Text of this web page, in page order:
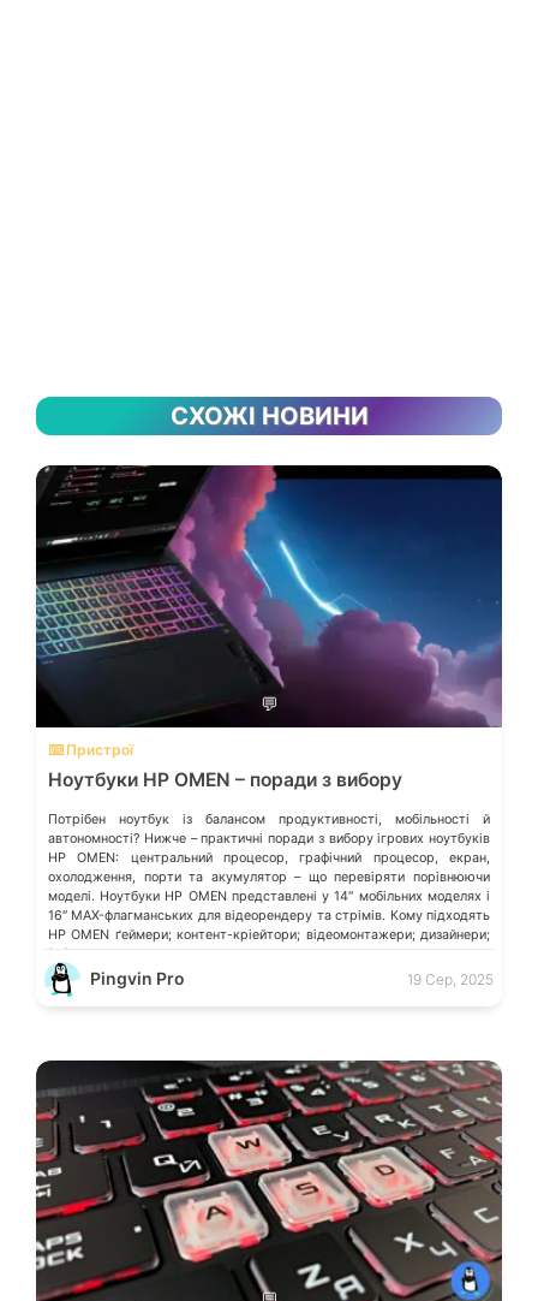
СХОЖІ НОВИНИ
💬
⌨️ Пристрої
Ноутбуки HP OMEN – поради з вибору
Потрібен ноутбук із балансом продуктивності, мобільності й
автономності? Нижче – практичні поради з вибору ігрових ноутбуків
HP OMEN: центральний процесор, графічний процесор, екран,
охолодження, порти та акумулятор – що перевіряти порівнюючи
моделі. Ноутбуки HP OMEN представлені у 14″ мобільних моделях і
16″ MAX-флагманських для відеорендеру та стрімів. Кому підходять
HP OMEN ґеймери; контент-кріейтори; відеомонтажери; дизайнери;
[…]
Pingvin Pro 19 Сер, 2025